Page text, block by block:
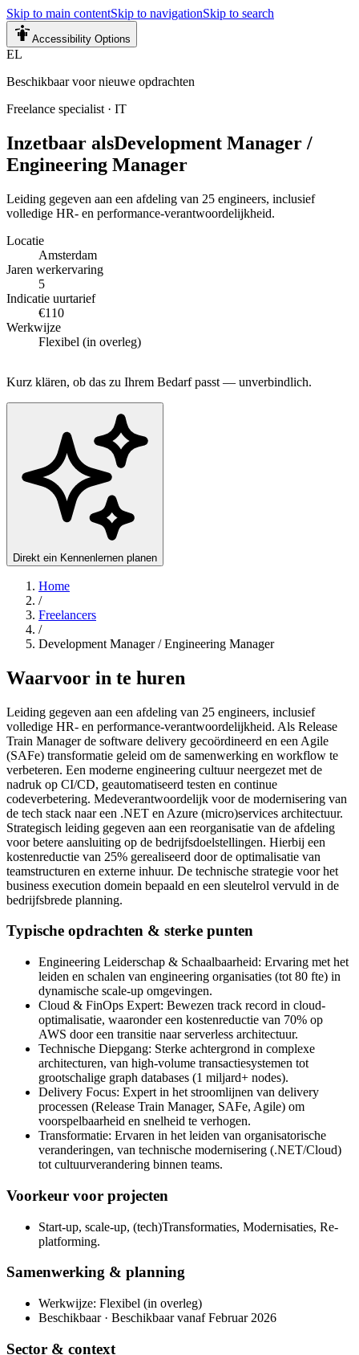
Skip to main contentSkip to navigationSkip to search
Accessibility Options
EL
Beschikbaar voor nieuwe opdrachten
Freelance specialist · IT
Inzetbaar alsDevelopment Manager /
Engineering Manager
Leiding gegeven aan een afdeling van 25 engineers, inclusief
volledige HR- en performance-verantwoordelijkheid.
Locatie
Amsterdam
Jaren werkervaring
5
Indicatie uurtarief
€110
Werkwijze
Flexibel (in overleg)
Kurz klären, ob das zu Ihrem Bedarf passt — unverbindlich.
Direkt ein Kennenlernen planen
Home
/
Freelancers
/
Development Manager / Engineering Manager
Waarvoor in te huren
Leiding gegeven aan een afdeling van 25 engineers, inclusief
volledige HR- en performance-verantwoordelijkheid. Als Release
Train Manager de software delivery gecoördineerd en een Agile
(SAFe) transformatie geleid om de samenwerking en workflow te
verbeteren. Een moderne engineering cultuur neergezet met de
nadruk op CI/CD, geautomatiseerd testen en continue
codeverbetering. Medeverantwoordelijk voor de modernisering van
de tech stack naar een .NET en Azure (micro)services architectuur.
Strategisch leiding gegeven aan een reorganisatie van de afdeling
voor betere aansluiting op de bedrijfsdoelstellingen. Hierbij een
kostenreductie van 25% gerealiseerd door de optimalisatie van
teamstructuren en externe inhuur. De technische strategie voor het
business execution domein bepaald en een sleutelrol vervuld in de
bedrijfsbrede planning.
Typische opdrachten & sterke punten
Engineering Leiderschap & Schaalbaarheid: Ervaring met het
leiden en schalen van engineering organisaties (tot 80 fte) in
dynamische scale-up omgevingen.
Cloud & FinOps Expert: Bewezen track record in cloud-
optimalisatie, waaronder een kostenreductie van 70% op
AWS door een transitie naar serverless architectuur.
Technische Diepgang: Sterke achtergrond in complexe
architecturen, van high-volume transactiesystemen tot
grootschalige graph databases (1 miljard+ nodes).
Delivery Focus: Expert in het stroomlijnen van delivery
processen (Release Train Manager, SAFe, Agile) om
voorspelbaarheid en snelheid te verhogen.
Transformatie: Ervaren in het leiden van organisatorische
veranderingen, van technische modernisering (.NET/Cloud)
tot cultuurverandering binnen teams.
Voorkeur voor projecten
Start-up, scale-up, (tech)Transformaties, Modernisaties, Re-
platforming.
Samenwerking & planning
Werkwijze: Flexibel (in overleg)
Beschikbaar · Beschikbaar vanaf Februar 2026
Sector & context